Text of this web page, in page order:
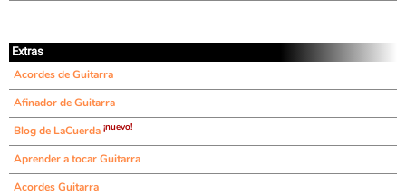
Extras
Acordes de Guitarra
Afinador de Guitarra
Blog de LaCuerda ¡nuevo!
Aprender a tocar Guitarra
Acordes Guitarra